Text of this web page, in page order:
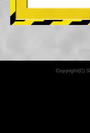
Copyright(C)